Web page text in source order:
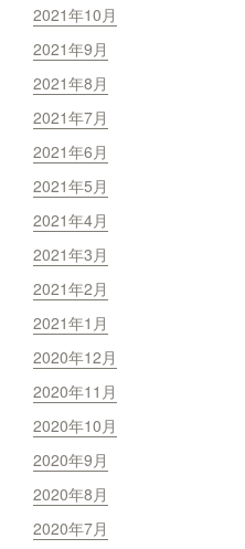
2021年10月
2021年9月
2021年8月
2021年7月
2021年6月
2021年5月
2021年4月
2021年3月
2021年2月
2021年1月
2020年12月
2020年11月
2020年10月
2020年9月
2020年8月
2020年7月